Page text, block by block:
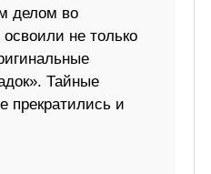
делом во
не только
Тайные
прекратились и